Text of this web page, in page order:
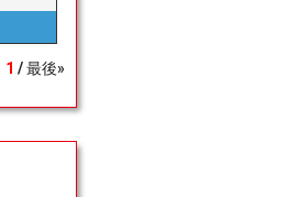
1 最後»